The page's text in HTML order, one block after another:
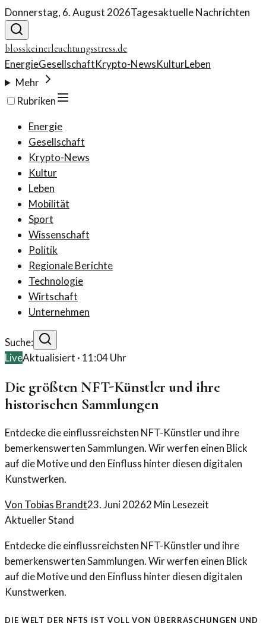
Donnerstag, 6. August 2026Tagesaktuelle Nachrichten
blosskeinerleuchtungsstress.de
EnergieGesellschaftKrypto-NewsKulturLeben
Mehr
Rubriken
Energie
Gesellschaft
Krypto-News
Kultur
Leben
Mobilität
Sport
Wissenschaft
Politik
Regionale Berichte
Technologie
Wirtschaft
Unternehmen
Suche:
LiveAktualisiert · 11:04Uhr
Die größten NFT-Künstler und ihre
historischen Sammlungen
Entdecke die einflussreichsten NFT-Künstler und ihre
bemerkenswerten Sammlungen. Wir werfen einen Blick
auf die Motive und den Einfluss hinter diesen digitalen
Kunstwerken.
Von Tobias Brandt23. Juni 20262 Min Lesezeit
Aktueller Stand
Entdecke die einflussreichsten NFT-Künstler und ihre
bemerkenswerten Sammlungen. Wir werfen einen Blick
auf die Motive und den Einfluss hinter diesen digitalen
Kunstwerken.
Die Welt der NFTs ist voll von Überraschungen und